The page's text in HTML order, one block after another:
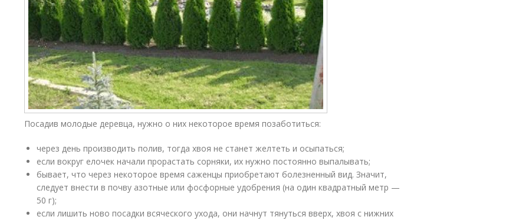
Посадив молодые деревца, нужно о них некоторое время позаботиться:
через день производить полив, тогда хвоя не станет желтеть и осыпаться;
если вокруг елочек начали прорастать сорняки, их нужно постоянно выпалывать;
бывает, что через некоторое время саженцы приобретают болезненный вид. Значит,
следует внести в почву азотные или фосфорные удобрения (на один квадратный метр —
50 г);
если лишить ново посадки всяческого ухода, они начнут тянуться вверх, хвоя с нижних